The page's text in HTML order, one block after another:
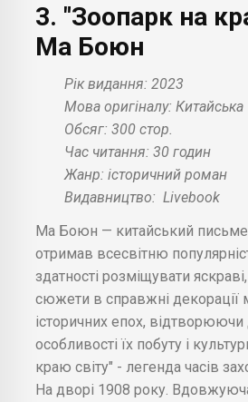
3. "Зоопарк на
Ма Боюн
Рік видання: 2023
Мова оригіналу: Китайська
Обсяг: 300 стор.
Час читання: 30 годин
Жанр: історичний роман
Видавництво: Livebook
Ма Боюн — китайський
отримав всесвітню
здатності розміщувати
сюжети в справжні декорації
історичних епох,
особливості їх побуту і
краю світу" - легенда часів
На дворі 1908 року.